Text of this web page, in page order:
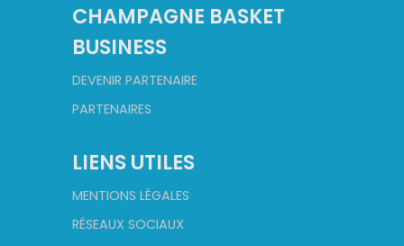
CHAMPAGNE BASKET
BUSINESS
DEVENIR PARTENAIRE
PARTENAIRES
LIENS UTILES
MENTIONS LÉGALES
RÉSEAUX SOCIAUX